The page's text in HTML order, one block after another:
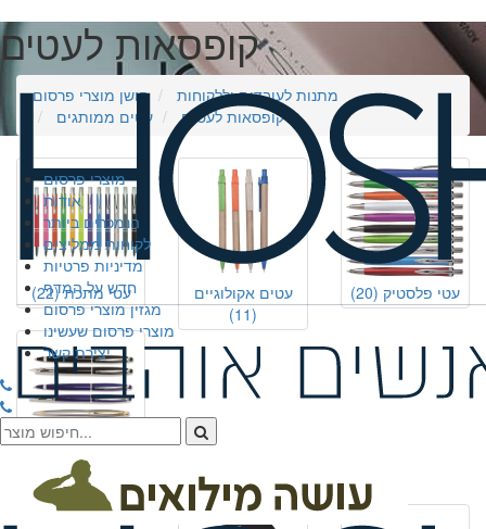
מוצרי פרסום
אודות
הנמכרים ביותר
לקוחות ממליצים
מדיניות פרטיות
חדש על המדף
מגזין מוצרי פרסום
מוצרי פרסום שעשינו
יצירת קשר
קופסאות לעטים
חושן מוצרי פרסום
מתנות לעובדים וללקוחות
עטים ממותגים
קופסאות לעטים
עטי פלסטיק (20)
עטים אקולוגיים
(11)
עטי מתכת (22)
עטי יוקרה